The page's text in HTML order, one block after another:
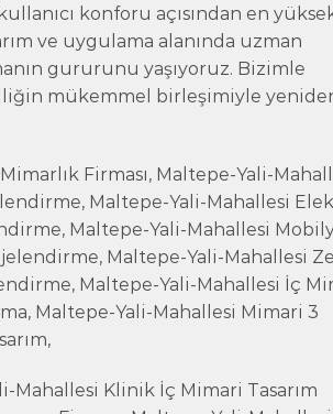
konforu açısından en
ve uygulama alanında uzman
gururunu yaşıyoruz. Bizimle
mükemmel birleşimiyle
Firması, Maltepe-Yali-
Maltepe-Yali-Mahallesi
Maltepe-Yali-Mahallesi
Maltepe-Yali-Mahallesi
Maltepe-Yali-Mahallesi İç
Maltepe-Yali-Mahallesi Mimari 3
Mahallesi Klinik İç Mimari Tasarım